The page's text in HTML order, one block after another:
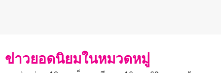
ข่าวยอดนิยมในหมวดหมู่